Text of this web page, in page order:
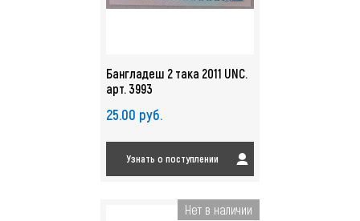
Бангладеш 2 така 2011 UNC.
арт. 3993
25.00 руб.
Узнать о поступлении
Нет в наличии